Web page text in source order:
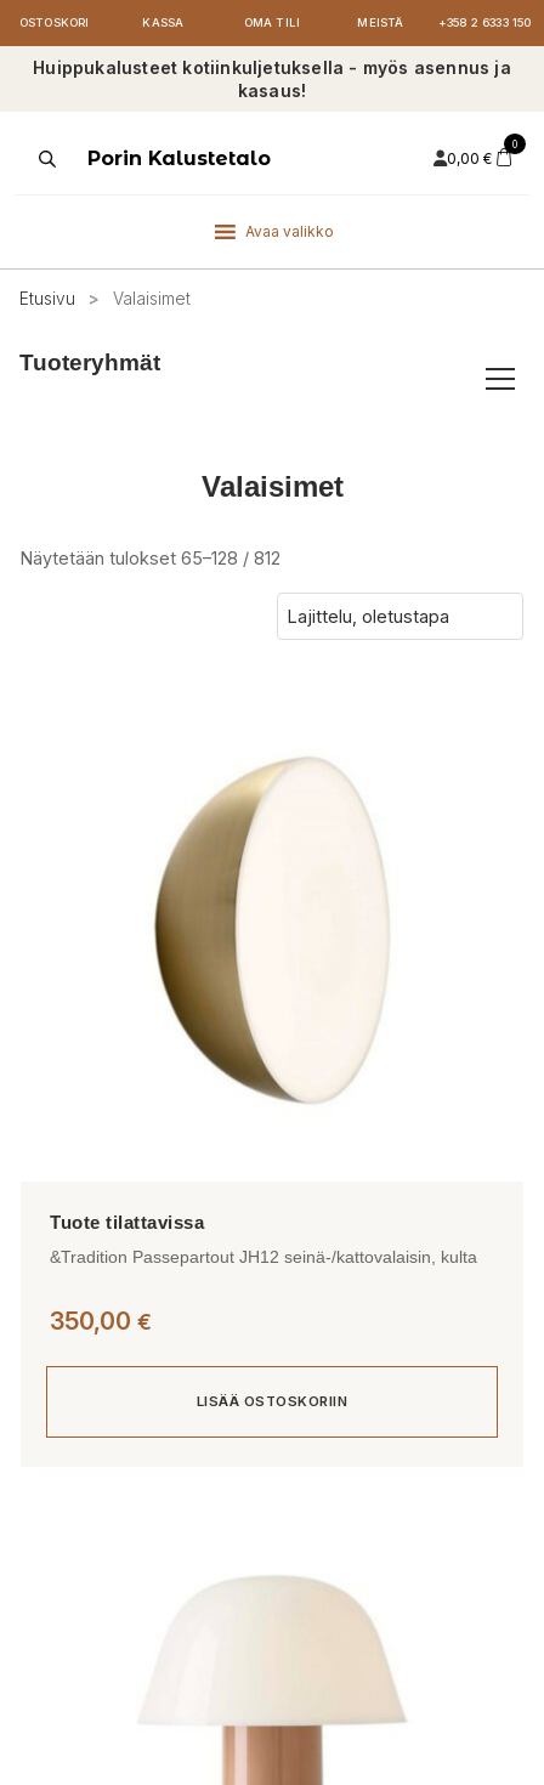
OSTOSKORI KASSA OMA TILI MEISTÄ +358 2 6333 150
Huippukalusteet kotiinkuljetuksella - myös asennus ja
kasaus!
ProductsPorin Kalustetalo 0,00 €
0
Avaa valikko
Etusivu > Valaisimet
Tuoteryhmät
Valaisimet
Näytetään tulokset 65–128 / 812
&Tradition Passepartout JH12 seinä-/kattovalaisin, kulta
350,00 €
LISÄÄ OSTOSKORIIN